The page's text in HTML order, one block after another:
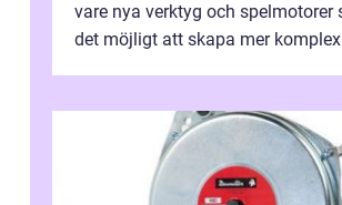
vare nya verktyg och spelmotorer
det möjligt att skapa mer